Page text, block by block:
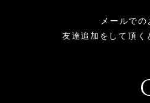
メールで
友達追加をして頂く